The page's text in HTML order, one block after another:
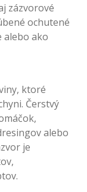
zázvorové
ochutené
alebo ako
ktoré
Čerstvý
alebo
je